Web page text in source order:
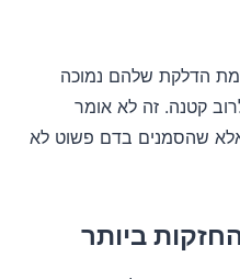
הדלקת שלהם נמוכה
קטנה. זה לא אומר
שהסמנים בדם פשוט לא
ביותר